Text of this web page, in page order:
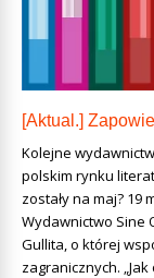
[Aktual.]
Kolejne
polskim rynku
zostały na maj? 19
Wydawnictwo Sine
Gullita, o której
zagranicznych.